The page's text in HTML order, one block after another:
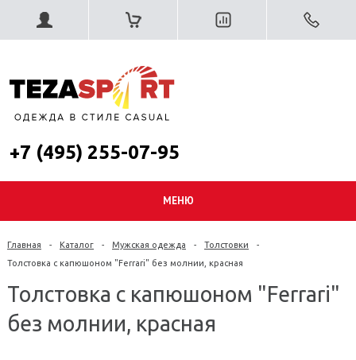
+7 (495) 255-07-95
МЕНЮ
Главная - Каталог - Мужская одежда - Толстовки
-
Толстовка с капюшоном "Ferrari" без молнии, красная
Толстовка с капюшоном "Ferrari"
без молнии, красная